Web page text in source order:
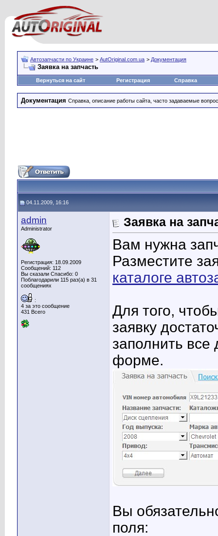
Автозапчасти по Украине > AutOriginal.com.ua > Документация
Заявка на запчасть
Вернуться на сайт Регистрация Справка
Документация Справка, описание работы сайта, часто задаваемые
04.11.2009, 16:16
admin
Administrator
Регистрация: 18.09.2009
Сообщений: 112
Вы сказали Спасибо: 0
Поблагодарили 115 раз(а) в 31
сообщениях
:
4 за это сообщение
431 Всего
Заявка на
Вам нужна
Разместите
каталоге
Для того,
заявку
заполнить
форме.
Вы
поля: